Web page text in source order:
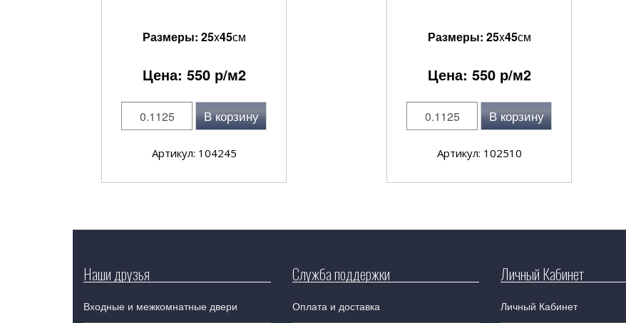
Размеры: 25x45см
Цена: 550р/м2
В корзину
Артикул: 104245
Размеры: 25x45см
Цена: 550р/м2
В корзину
Артикул: 102510
Наши друзья
Входные и межкомнатные двери
Служба поддержки
Оплата и доставка
Личный Кабинет
Личный Кабинет